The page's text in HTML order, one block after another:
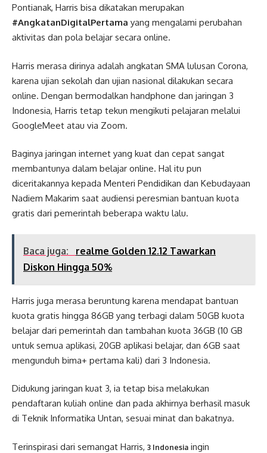
Pontianak, Harris bisa dikatakan merupakan
#AngkatanDigitalPertama yang mengalami perubahan
aktivitas dan pola belajar secara online.
Harris merasa dirinya adalah angkatan SMA lulusan Corona,
karena ujian sekolah dan ujian nasional dilakukan secara
online. Dengan bermodalkan handphone dan jaringan 3
Indonesia, Harris tetap tekun mengikuti pelajaran melalui
GoogleMeet atau via Zoom.
Baginya jaringan internet yang kuat dan cepat sangat
membantunya dalam belajar online. Hal itu pun
diceritakannya kepada Menteri Pendidikan dan Kebudayaan
Nadiem Makarim saat audiensi peresmian bantuan kuota
gratis dari pemerintah beberapa waktu lalu.
Baca juga:
realme Golden 12.12 Tawarkan
Diskon Hingga 50%
Harris juga merasa beruntung karena mendapat bantuan
kuota gratis hingga 86GB yang terbagi dalam 50GB kuota
belajar dari pemerintah dan tambahan kuota 36GB (10 GB
untuk semua aplikasi, 20GB aplikasi belajar, dan 6GB saat
mengunduh bima+ pertama kali) dari 3 Indonesia.
Didukung jaringan kuat 3, ia tetap bisa melakukan
pendaftaran kuliah online dan pada akhirnya berhasil masuk
di Teknik Informatika Untan, sesuai minat dan bakatnya.
Terinspirasi dari semangat Harris, 3 Indonesia ingin